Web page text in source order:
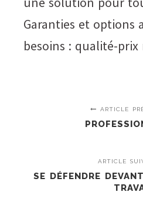
Garanties et options
besoins : qualité-prix
ARTICLE
ARTICLE
SE DÉFENDRE